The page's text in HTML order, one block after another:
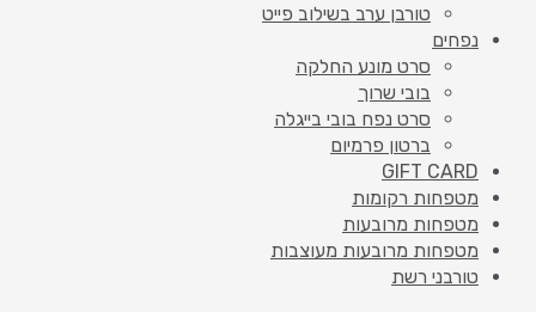
טורבן ערב בשילוב פייט
נפחים
סרט מונע החלקה
בובי שרוך
סרט נפח בובי בייגלה
ברטון פרמיום
GIFT CARD
מטפחות רקומות
מטפחות מרובעות
מטפחות מרובעות מעוצבות
טורבני רשת